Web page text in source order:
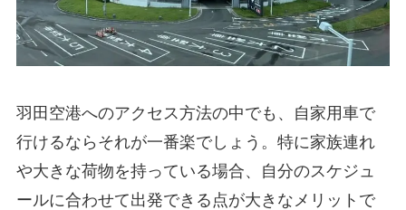
羽田空港へのアクセス方法の中でも、自家用車で
行けるならそれが一番楽でしょう。特に家族連れ
や大きな荷物を持っている場合、自分のスケジュ
ールに合わせて出発できる点が大きなメリットで